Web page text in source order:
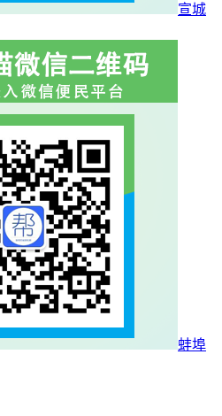
宣城
蚌埠